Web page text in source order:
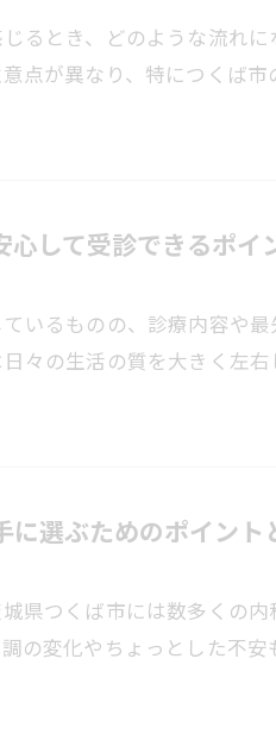
るとき、どのような流れ
点が異なり、特につくば
して受診できるポイ
いるものの、診療内容や
々の生活の質を大きく左
選ぶためのポイント
県つくば市には数多くの
の変化やちょっとした不